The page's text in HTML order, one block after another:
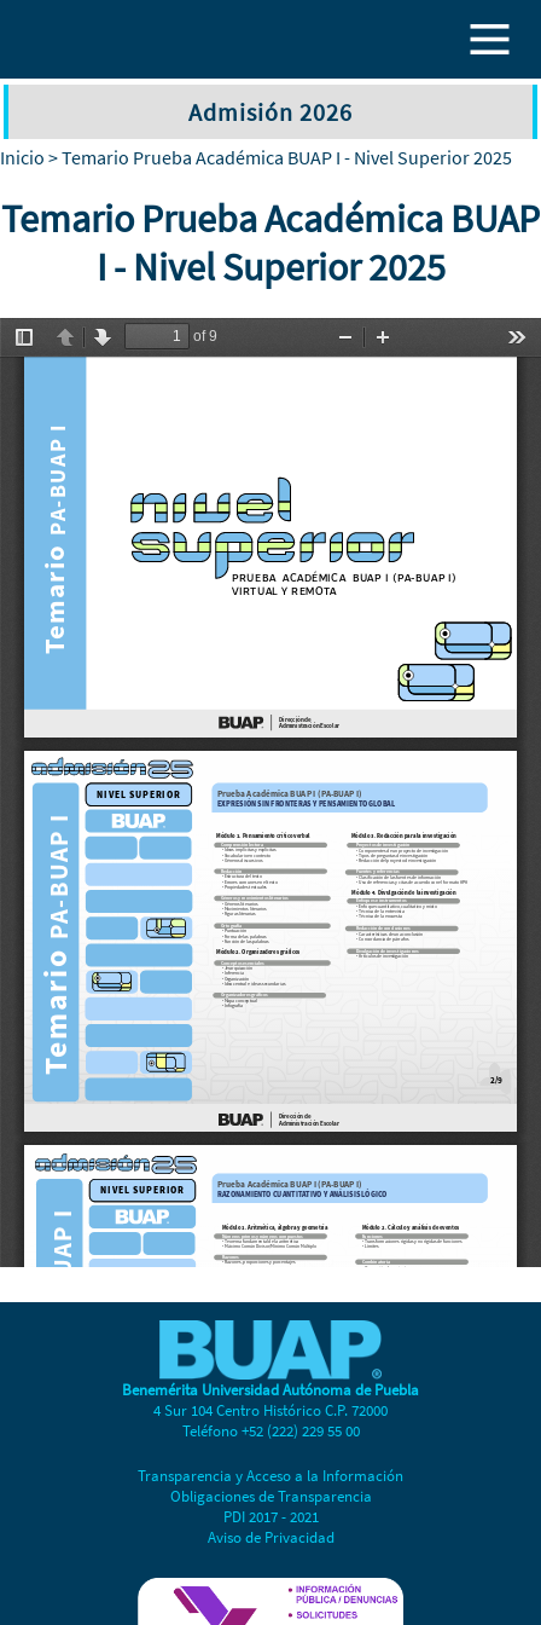
Admisión 2026
Inicio > Temario Prueba Académica BUAP I - Nivel Superior 2025
Temario Prueba Académica BUAP
I - Nivel Superior 2025
Benemérita Universidad Autónoma de Puebla
4 Sur 104 Centro Histórico C.P. 72000
Teléfono +52 (222) 229 55 00
Transparencia y Acceso a la Información
Obligaciones de Transparencia
PDI 2017 - 2021
Aviso de Privacidad